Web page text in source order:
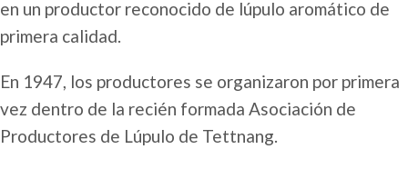
en un productor reconocido de lúpulo aromático de
primera calidad.
En 1947, los productores se organizaron por primera
vez dentro de la recién formada Asociación de
Productores de Lúpulo de Tettnang.